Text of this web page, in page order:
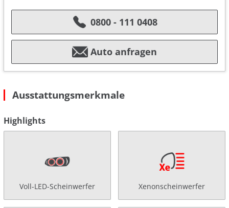
0800 - 111 0408
Auto anfragen
Ausstattungsmerkmale
Highlights
Voll-LED-Scheinwerfer Xenonscheinwerfer